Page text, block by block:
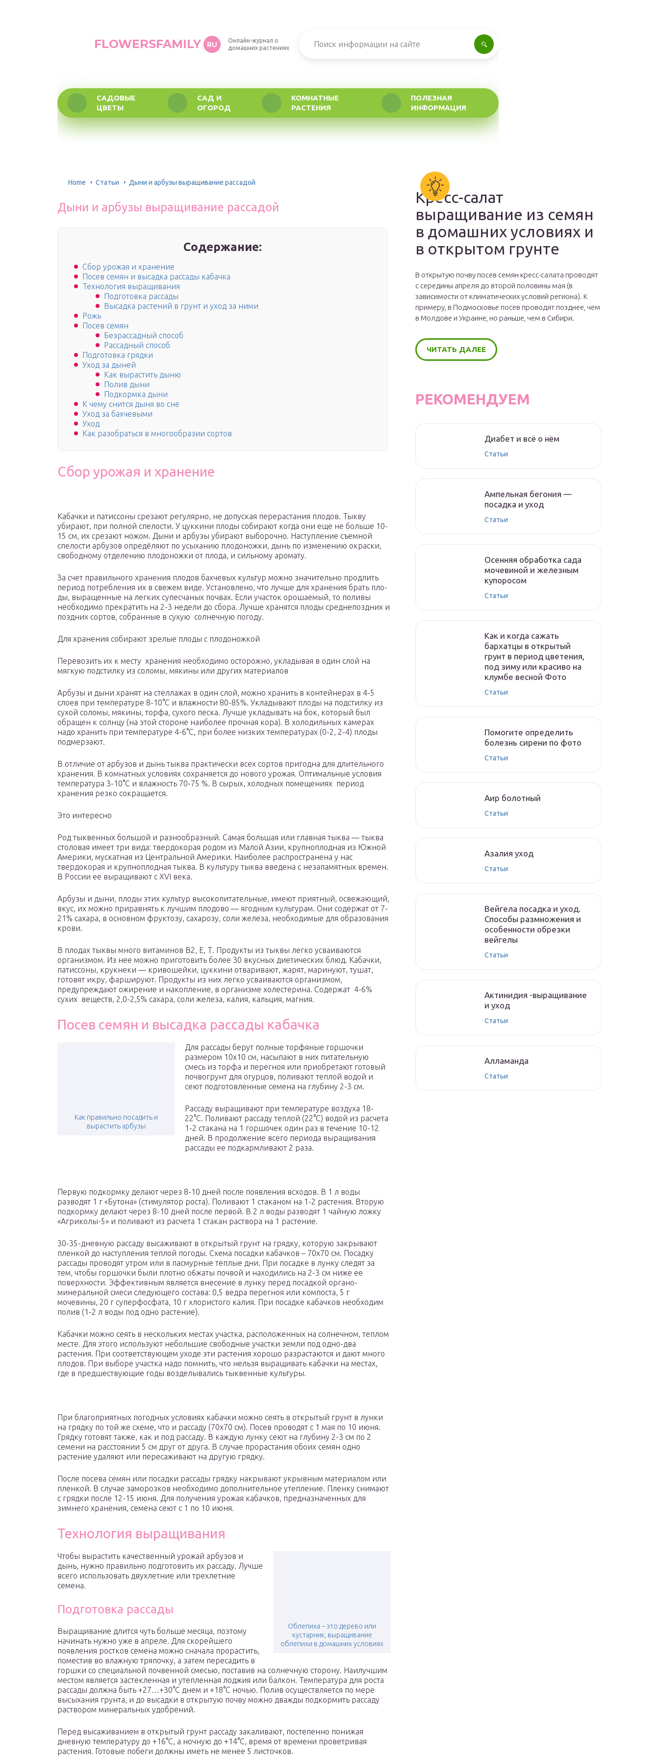
FLOWERSFAMILY RU
Онлайн-журнал о
домашних растениях
САДОВЫЕ
ЦВЕТЫ
САД И
ОГОРОД
КОМНАТНЫЕ
РАСТЕНИЯ
ПОЛЕЗНАЯ
ИНФОРМАЦИЯ
Home Статьи Дыни и арбузы выращивание рассадой
Дыни и арбузы выращивание рассадой
Содержание:
Сбор урожая и хранение
Посев семян и высадка рассады кабачка
Технология выращивания
Подготовка рассады
Высадка растений в грунт и уход за ними
Рожь
Посев семян
Безрассадный способ
Рассадный способ
Подготовка грядки
Уход за дыней
Как вырастить дыню
Полив дыни
Подкормка дыни
К чему снится дыня во сне
Уход за бахчевыми
Уход
Как разобраться в многообразии сортов
Сбор урожая и хранение
Кабачки и патиссоны срезают регулярно, не допуская перерастания плодов. Тыкву
убирают, при полной спелости. У цуккини плоды собирают когда они еще не больше 10-
15 см, их срезают ножом. Дыни и арбузы убирают вы­борочно. Наступление съемной
спелости арбузов опредёляют по усыханию плодоножки, дынь по изменению окра­ски,
свободному отделению плодоножки от плода, и сильно­му аромату.
За счет правильного хранения плодов бахчевых культур можно значительно продлить
период потребления их в све­жем виде. Установлено, что лучше для хранения брать пло­
ды, выращенные на легких супесчаных почвах. Если участок орошаемый, то поливы
необходимо прекратить на 2-3 не­дели до сбора. Лучше хранятся плоды среднепоздних и
поздних сортов, собранные в сухую солнечную погоду.
Для хранения собирают зрелые плоды с плодоножкой
Перевозить их к месту хранения необходимо осторожно, укладывая в один слой на
мягкую подстилку из соломы, мякины или других материалов
Арбузы и дыни хранят на стеллажах в один слой, можно хранить в контейнерах в 4-5
слоев при температуре 8-10°С и влажности 80-85%. Укладывают плоды на подстилку из
сухой соломы, мякины, торфа, сухого песка. Лучше укладывать на бок, который был
обращен к солнцу (на этой стороне наиболее прочная кора). В холодильных камерах
надо хранить при температуре 4-6°С, при более низких темпе­ратурах (0-2, 2-4) плоды
подмерзают.
В отличие от арбузов и дынь тыква практически всех сортов пригодна для длительного
хранения. В комнатных условиях сохраняется до нового урожая. Оптимальные ус­ловия
температура 3-10°С и влажность 70-75 %. В сы­рых, холодных помещениях период
хранения резко со­кращается.
Это интересно
Род тыквенных большой и разнообразный. Самая боль­шая или главная тыква — тыква
столовая имеет три вида: твердокорая родом из Малой Азии, крупноплодная из Южной
Америки, мускатная из Центральной Америки. Наиболее распространена у нас
твердокорая и крупноплод­ная тыква. В культуру тыква введена с незапамятных вре­мен.
В России ее выращивают с XVI века.
Арбузы и дыни, плоды этих культур высокопитательные, имеют приятный, освежающий,
вкус, их можно приравнять к лучшим плодово — ягодным культурам. Они содержат от 7-
21% сахара, в основном фруктозу, сахарозу, соли железа, необходимые для образования
крови.
В плодах тыквы много витаминов В2, Е, Т. Продукты из тыквы легко усваиваются
организмом. Из нее можно приготовить более 30 вкусных диетических блюд. Кабачки,
патиссоны, крукнеки — кривошейки, цукки­ни отваривают, жарят, маринуют, тушат,
готовят ик­ру, фаршируют. Продукты из них легко усваиваются организмом,
предупреждают ожирение и накопление, в организме холестерина. Содержат 4-6%
сухих ве­ществ, 2,0-2,5% сахара, соли железа, калия, кальция, магния.
Посев семян и высадка рассады кабачка
Как правильно посадить и
вырастить арбузы
Для рассады берут полные торфяные горшочки
размером 10х10 см, насыпают в них питательную
смесь из торфа и перегноя или приобретают готовый
почвогрунт для огурцов, поливают теплой водой и
сеют подготовленные семена на глубину 2-3 см.
Рассаду выращивают при температуре воздуха 18-
22°С. Поливают рассаду теплой (22°С) водой из расчета
1-2 стакана на 1 горшочек один раз в течение 10-12
дней. В продолжение всего периода выращивания
рассады ее подкармливают 2 раза.
Первую подкормку делают через 8-10 дней после появления всходов. В 1 л воды
разводят 1 г «Бутона» (стимулятор роста). Поливают 1 стаканом на 1-2 растения. Вторую
подкормку делают через 8-10 дней после первой. В 2 л воды разводят 1 чайную ложку
«Агриколы-5» и поливают из расчета 1 стакан раствора на 1 растение.
30-35-дневную рассаду высаживают в открытый грунт на грядку, которую закрывают
пленкой до наступления теплой погоды. Схема посадки кабачков – 70х70 см. Посадку
рассады проводят утром или в пасмурные теплые дни. При посадке в лунку следят за
тем, чтобы горшочки были плотно о6жаты почвой и находились на 2-3 см ниже ее
поверхности. Эффективным является внесение в лунку перед посадкой органо-
минеральной смеси следующего состава: 0,5 ведра перегноя или компоста, 5 г
мочевины, 20 г суперфосфата, 10 г хлористого калия. При посадке кабачков необходим
полив (1-2 л воды под одно растение).
Кабачки можно сеять в нескольких местах участка, расположенных на солнечном, теплом
месте. Для этого используют небольшие свободные участки земли под одно-два
растения. При соответствующем уходе эти растения хорошо разрастаются и дают много
плодов. При выборе участка надо помнить, что нельзя выращивать кабачки на местах,
где в предшествующие годы возделывались тыквенные культуры.
При благоприятных погодных условиях кабачки можно сеять в открытый грунт в лунки
на грядку по той же схеме, что и рассаду (70х70 см). Посев проводят с 1 мая по 10 июня.
Грядку готовят также, как и под рассаду. В каждую лунку сеют на глубину 2-3 см по 2
семени на расстоянии 5 см друг от друга. В случае прорастания обоих семян одно
растение удаляют или пересаживают на другую грядку.
После посева семян или посадки рассады грядку накрывают укрывным материалом или
пленкой. В случае заморозков необходимо дополнительное утепление. Пленку снимают
с грядки после 12-15 июня. Для получения урожая кабачков, предназначенных для
зимнего хранения, семена сеют с 1 по 10 июня.
Технология выращивания
Облепиха – это дерево или
кустарник, выращивание
облепихи в домашних условиях
Чтобы вырастить качественный урожай арбузов и
дынь, нужно правильно подготовить их рассаду. Лучше
всего использовать двухлетние или трехлетние
семена.
Подготовка рассады
Выращивание длится чуть больше месяца, поэтому
начинать нужно уже в апреле. Для скорейшего
появления ростков семена можно сначала прорастить,
поместив во влажную тряпочку, а затем пересадить в
горшки со специальной почвенной смесью, поставив на солнечную сторону. Наилучшим
местом является застекленная и утепленная лоджия или балкон. Температура для роста
рассады должна быть +27…+30°С днем и +18°С ночью. Полив осуществляется по мере
высыхания грунта, и до высадки в открытую почву можно дважды подкормить рассаду
раствором минеральных удобрений.
Перед высаживанием в открытый грунт рассаду закаливают, постепенно понижая
дневную температуру до +16°С, а ночную до +14°С, время от времени проветривая
растения. Готовые побеги должны иметь не менее 5 листочков.
Кресс-салат
выращивание из семян
в домашних условиях и
в открытом грунте
В открытую почву посев семян кресс-салата проводят
с середины апреля до второй половины мая (в
зависимости от климатических условий региона). К
примеру, в Подмосковье посев проводят позднее, чем
в Молдове и Украине, но раньше, чем в Сибири.
ЧИТАТЬ ДАЛЕЕ
РЕКОМЕНДУЕМ
Диабет и всё о нём
Статьи
Ампельная бегония —
посадка и уход
Статьи
Осенняя обработка сада
мочевиной и железным
купоросом
Статьи
Как и когда сажать
бархатцы в открытый
грунт в период цветения,
под зиму или красиво на
клумбе весной Фото
Статьи
Помогите определить
болезнь сирени по фото
Статьи
Аир болотный
Статьи
Азалия уход
Статьи
Вейгела посадка и уход.
Способы размножения и
особенности обрезки
вейгелы
Статьи
Актинидия -выращивание
и уход
Статьи
Алламанда
Статьи